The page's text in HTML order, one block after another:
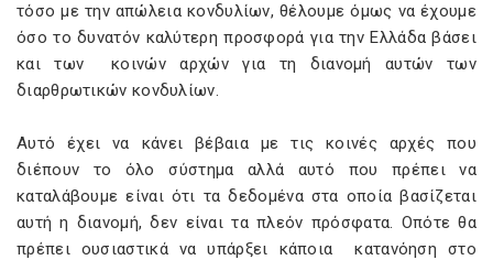
τόσο με την απώλεια κονδυλίων, θέλουμε όμως να έχουμε
όσο το δυνατόν καλύτερη προσφορά για την Ελλάδα βάσει
και των κοινών αρχών για τη διανομή αυτών των
διαρθρωτικών κονδυλίων.
Αυτό έχει να κάνει βέβαια με τις κοινές αρχές που
διέπουν το όλο σύστημα αλλά αυτό που πρέπει να
καταλάβουμε είναι ότι τα δεδομένα στα οποία βασίζεται
αυτή η διανομή, δεν είναι τα πλεόν πρόσφατα. Οπότε θα
πρέπει ουσιαστικά να υπάρξει κάποια κατανόηση στο